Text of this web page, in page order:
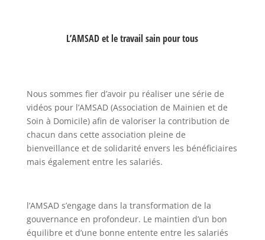
L’AMSAD et le travail sain pour tous
Nous sommes fier d’avoir pu réaliser une série de
vidéos pour l’AMSAD (Association de Mainien et de
Soin à Domicile) afin de valoriser la contribution de
chacun dans cette association pleine de
bienveillance et de solidarité envers les bénéficiaires
mais également entre les salariés.
l’AMSAD s’engage dans la transformation de la
gouvernance en profondeur. Le maintien d’un bon
équilibre et d’une bonne entente entre les salariés